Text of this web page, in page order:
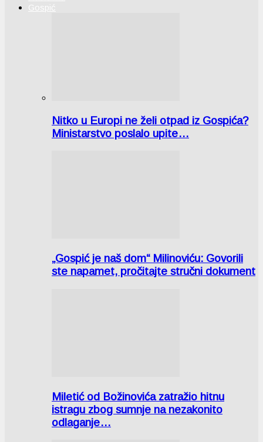
Gospić
Nitko u Europi ne želi otpad iz Gospića?
Ministarstvo poslalo upite…
„Gospić je naš dom“ Milinoviću: Govorili
ste napamet, pročitajte stručni dokument
Miletić od Božinovića zatražio hitnu
istragu zbog sumnje na nezakonito
odlaganje…